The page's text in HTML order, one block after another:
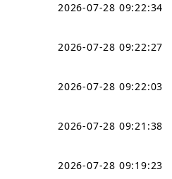
2026-07-28 09:22:34
2026-07-28 09:22:27
2026-07-28 09:22:03
2026-07-28 09:21:38
2026-07-28 09:19:23